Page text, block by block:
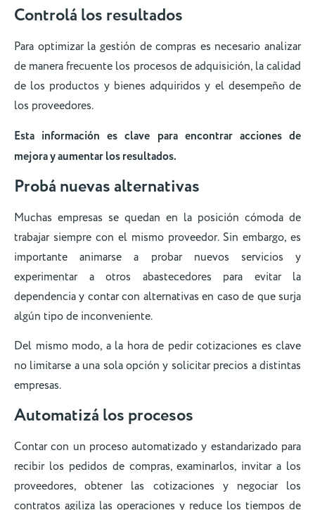
Controlá los resultados
Para optimizar la gestión de compras es necesario analizar
de manera frecuente los procesos de adquisición, la calidad
de los productos y bienes adquiridos y el desempeño de
los proveedores.
Esta información es clave para encontrar acciones de
mejora y aumentar los resultados.
Probá nuevas alternativas
Muchas empresas se quedan en la posición cómoda de
trabajar siempre con el mismo proveedor. Sin embargo, es
importante animarse a probar nuevos servicios y
experimentar a otros abastecedores para evitar la
dependencia y contar con alternativas en caso de que surja
algún tipo de inconveniente.
Del mismo modo, a la hora de pedir cotizaciones es clave
no limitarse a una sola opción y solicitar precios a distintas
empresas.
Automatizá los procesos
Contar con un proceso automatizado y estandarizado para
recibir los pedidos de compras, examinarlos, invitar a los
proveedores, obtener las cotizaciones y negociar los
contratos agiliza las operaciones y reduce los tiempos de